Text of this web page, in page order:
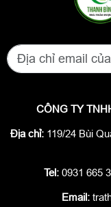
CÔNG TY
Địa chỉ: 119/24 Bùi
Tel: 0931 665
Email: